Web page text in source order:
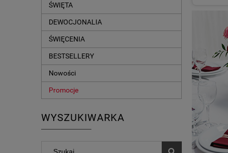
ŚWIĘTA
DEWOCJONALIA
ŚWIĘCENIA
BESTSELLERY
Nowości
Promocje
WYSZUKIWARKA